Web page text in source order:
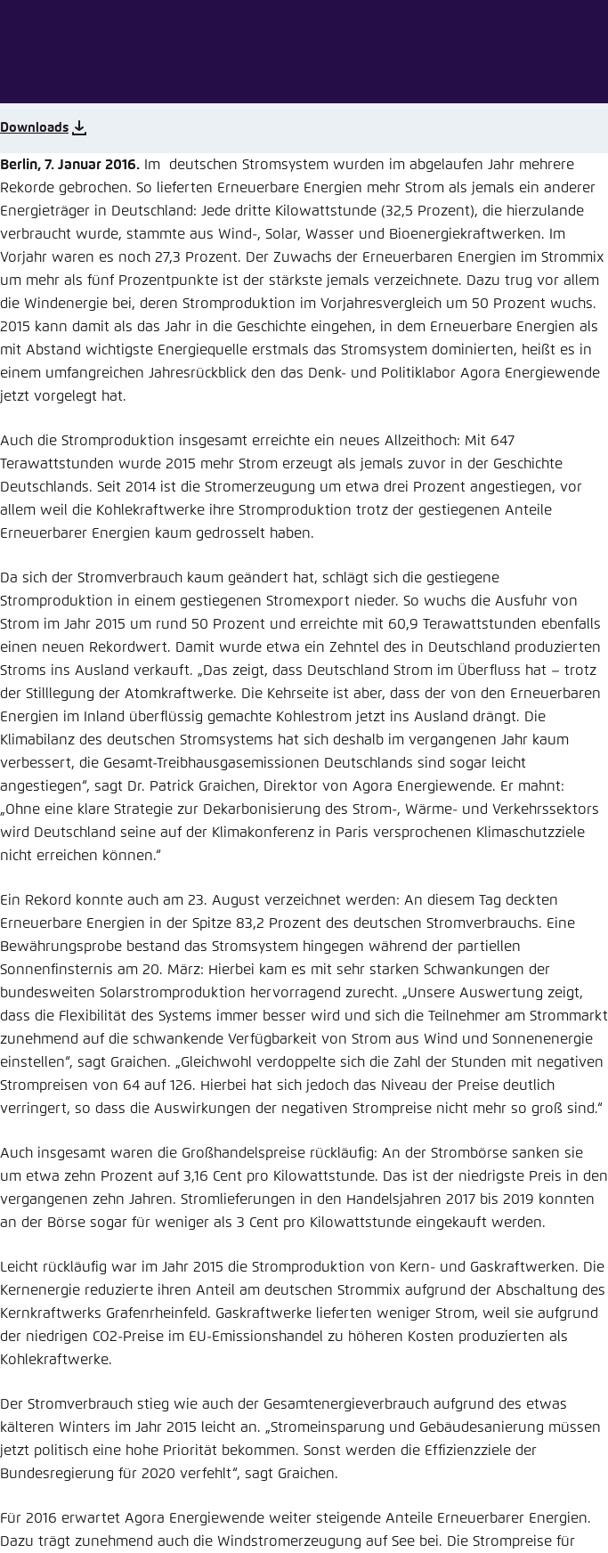
Downloads
Berlin, 7. Januar 2016. Im deutschen Stromsystem wurden im abgelaufen Jahr mehrere
Rekorde gebrochen. So lieferten Erneuerbare Energien mehr Strom als jemals ein anderer
Energieträger in Deutschland: Jede dritte Kilowattstunde (32,5 Prozent), die hierzulande
verbraucht wurde, stammte aus Wind-, Solar, Wasser und Bioenergiekraftwerken. Im
Vorjahr waren es noch 27,3 Prozent. Der Zuwachs der Erneuerbaren Energien im Strommix
um mehr als fünf Prozentpunkte ist der stärkste jemals verzeichnete. Dazu trug vor allem
die Windenergie bei, deren Stromproduktion im Vorjahresvergleich um 50 Prozent wuchs.
2015 kann damit als das Jahr in die Geschichte eingehen, in dem Erneuerbare Energien als
mit Abstand wichtigste Energiequelle erstmals das Stromsystem dominierten, heißt es in
einem umfangreichen Jahresrückblick den das Denk- und Politiklabor Agora Energiewende
jetzt vorgelegt hat.
Auch die Stromproduktion insgesamt erreichte ein neues Allzeithoch: Mit 647
Terawattstunden wurde 2015 mehr Strom erzeugt als jemals zuvor in der Geschichte
Deutschlands. Seit 2014 ist die Stromerzeugung um etwa drei Prozent angestiegen, vor
allem weil die Kohlekraftwerke ihre Stromproduktion trotz der gestiegenen Anteile
Erneuerbarer Energien kaum gedrosselt haben.
Da sich der Stromverbrauch kaum geändert hat, schlägt sich die gestiegene
Stromproduktion in einem gestiegenen Stromexport nieder. So wuchs die Ausfuhr von
Strom im Jahr 2015 um rund 50 Prozent und erreichte mit 60,9 Terawattstunden ebenfalls
einen neuen Rekordwert. Damit wurde etwa ein Zehntel des in Deutschland produzierten
Stroms ins Ausland verkauft. „Das zeigt, dass Deutschland Strom im Überfluss hat – trotz
der Stilllegung der Atomkraftwerke. Die Kehrseite ist aber, dass der von den Erneuerbaren
Energien im Inland überflüssig gemachte Kohlestrom jetzt ins Ausland drängt. Die
Klimabilanz des deutschen Stromsystems hat sich deshalb im vergangenen Jahr kaum
verbessert, die Gesamt-Treibhausgasemissionen Deutschlands sind sogar leicht
angestiegen“, sagt Dr. Patrick Graichen, Direktor von Agora Energiewende. Er mahnt:
„Ohne eine klare Strategie zur Dekarbonisierung des Strom-, Wärme- und Verkehrssektors
wird Deutschland seine auf der Klimakonferenz in Paris versprochenen Klimaschutzziele
nicht erreichen können.“
Ein Rekord konnte auch am 23. August verzeichnet werden: An diesem Tag deckten
Erneuerbare Energien in der Spitze 83,2 Prozent des deutschen Stromverbrauchs. Eine
Bewährungsprobe bestand das Stromsystem hingegen während der partiellen
Sonnenfinsternis am 20. März: Hierbei kam es mit sehr starken Schwankungen der
bundesweiten Solarstromproduktion hervorragend zurecht. „Unsere Auswertung zeigt,
dass die Flexibilität des Systems immer besser wird und sich die Teilnehmer am Strommarkt
zunehmend auf die schwankende Verfügbarkeit von Strom aus Wind und Sonnenenergie
einstellen“, sagt Graichen. „Gleichwohl verdoppelte sich die Zahl der Stunden mit negativen
Strompreisen von 64 auf 126. Hierbei hat sich jedoch das Niveau der Preise deutlich
verringert, so dass die Auswirkungen der negativen Strompreise nicht mehr so groß sind.“
Auch insgesamt waren die Großhandelspreise rückläufig: An der Strombörse sanken sie
um etwa zehn Prozent auf 3,16 Cent pro Kilowattstunde. Das ist der niedrigste Preis in den
vergangenen zehn Jahren. Stromlieferungen in den Handelsjahren 2017 bis 2019 konnten
an der Börse sogar für weniger als 3 Cent pro Kilowattstunde eingekauft werden.
Leicht rückläufig war im Jahr 2015 die Stromproduktion von Kern- und Gaskraftwerken. Die
Kernenergie reduzierte ihren Anteil am deutschen Strommix aufgrund der Abschaltung des
Kernkraftwerks Grafenrheinfeld. Gaskraftwerke lieferten weniger Strom, weil sie aufgrund
der niedrigen CO2-Preise im EU-Emissionshandel zu höheren Kosten produzierten als
Kohlekraftwerke.
Der Stromverbrauch stieg wie auch der Gesamtenergieverbrauch aufgrund des etwas
kälteren Winters im Jahr 2015 leicht an. „Stromeinsparung und Gebäudesanierung müssen
jetzt politisch eine hohe Priorität bekommen. Sonst werden die Effizienzziele der
Bundesregierung für 2020 verfehlt“, sagt Graichen.
Für 2016 erwartet Agora Energiewende weiter steigende Anteile Erneuerbarer Energien.
Dazu trägt zunehmend auch die Windstromerzeugung auf See bei. Die Strompreise für